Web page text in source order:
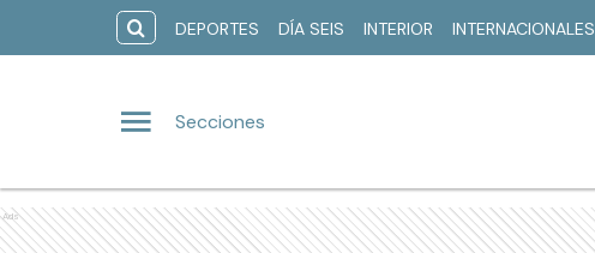
DEPORTES DÍA SEIS INTERIOR INTERNACIONALES
Secciones
Ads